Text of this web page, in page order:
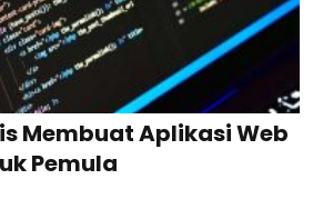
Membuat Aplikasi Web
Pemula